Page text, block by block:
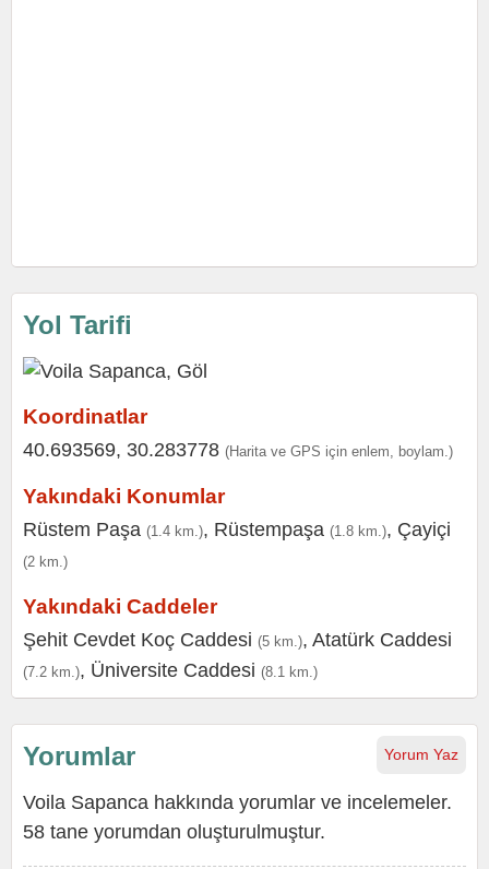
Yol Tarifi
Koordinatlar
40.693569, 30.283778 (Harita ve GPS için enlem, boylam.)
Yakındaki Konumlar
Rüstem Paşa (1.4 km.), Rüstempaşa (1.8 km.), Çayiçi
(2 km.)
Yakındaki Caddeler
Şehit Cevdet Koç Caddesi (5 km.), Atatürk Caddesi
(7.2 km.), Üniversite Caddesi (8.1 km.)
Yorum Yaz
Yorumlar
Voila Sapanca hakkında yorumlar ve incelemeler.
58 tane yorumdan oluşturulmuştur.